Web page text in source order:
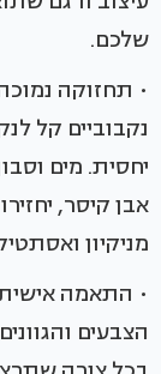
שלכם.
• תחזוקה
נקבוביים קל
יחסית. מים
אבן קיסר,
מניקיון
• התאמה
הצבעים